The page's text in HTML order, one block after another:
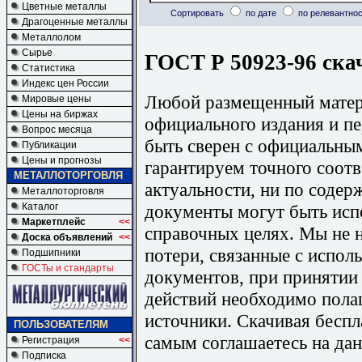
Цветные металлы
Драгоценные металлы
Металлолом
Сырье
Статистика
Индекс цен России
Мировые цены
Цены на биржах
Вопрос месяца
Публикации
Цены и прогнозы
МЕТАЛЛОТОРГОВЛЯ
Металлоторговля
Каталог
Маркетплейс
<<
Доска объявлений <<
Подшипники
ГОСТы и стандарты
ПОЛЬЗОВАТЕЛЯМ
Регистрация
<<
Подписка
Сортировать по дате по
ГОСТ Р 50923-96
Любой размещенный
официального издания и
быть сверен с
гарантируем точного
актуальности, ни по
документы могут быть
справочных целях. Мы не
потери, связанные с
документов, при
действий необходимо
источники. Скачивая
самым соглашаетесь на